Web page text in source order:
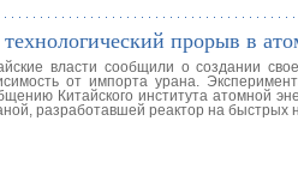
прорыв в
власти сообщили о создании
от импорта урана.
Китайского института атомной
разработавшей реактор на быстрых